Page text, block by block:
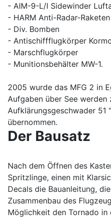
- AIM-9-L/I Sidewinder
- HARM Anti-Radar-Raketen
- Div. Bomben
- Antischiffflugkörper
- Marschflugkörper
- Munitionsbehälter MW-1.
2005 wurde das MFG 2 in
Aufgaben über See
Aufklärungsgeschwader 51
übernommen.
Der Bausatz
Nach dem Öffnen des
Spritzlinge, einen mit
Decals die Bauanleitung,
Zusammenbau des
Möglichkeit den Tornado in